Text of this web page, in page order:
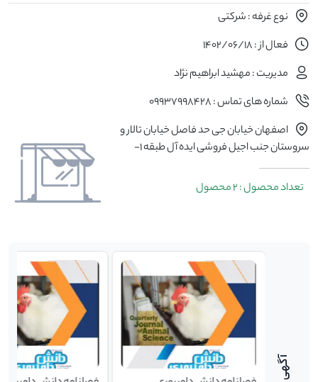
نوع غرفه : شرکتی
فعال از : 1402/06/18
مدیریت : مهشید ابراهیم نژاد
شماره های تماس : 09937998428
اصفهان خیابان جی حد فاصل خیابان تالار و
سروستان جنب اجیل فروشی ایده آل طبقه 1-
تعداد محصول : 2 محصول